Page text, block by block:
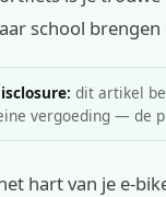
school
dit artikel
vergoeding — de
hart van je e-